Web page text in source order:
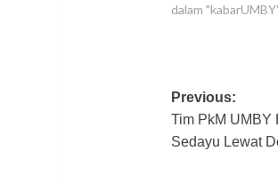
dalam
Post
Previous:
Tim PkM UMBY
Sedayu Lewat